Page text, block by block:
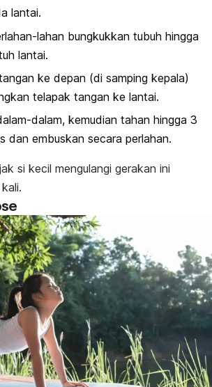
lantai.
lahan bungkukkan tubuh hingga
lantai.
ke depan (di samping kepala)
telapak tangan ke lantai.
dalam, kemudian tahan hingga 3
dan embuskan secara perlahan.
si kecil mengulangi gerakan ini